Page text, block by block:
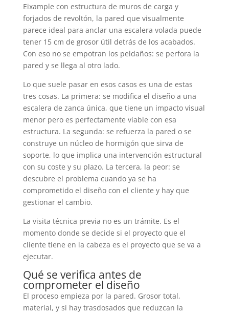
Eixample con estructura de muros de carga y
forjados de revoltón, la pared que visualmente
parece ideal para anclar una escalera volada puede
tener 15 cm de grosor útil detrás de los acabados.
Con eso no se empotran los peldaños: se perfora la
pared y se llega al otro lado.
Lo que suele pasar en esos casos es una de estas
tres cosas. La primera: se modifica el diseño a una
escalera de zanca única, que tiene un impacto visual
menor pero es perfectamente viable con esa
estructura. La segunda: se refuerza la pared o se
construye un núcleo de hormigón que sirva de
soporte, lo que implica una intervención estructural
con su coste y su plazo. La tercera, la peor: se
descubre el problema cuando ya se ha
comprometido el diseño con el cliente y hay que
gestionar el cambio.
La visita técnica previa no es un trámite. Es el
momento donde se decide si el proyecto que el
cliente tiene en la cabeza es el proyecto que se va a
ejecutar.
Qué se verifica antes de
comprometer el diseño
El proceso empieza por la pared. Grosor total,
material, y si hay trasdosados que reduzcan la